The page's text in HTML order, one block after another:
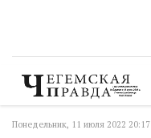
Понедельник, 11 июля 2022 20:17